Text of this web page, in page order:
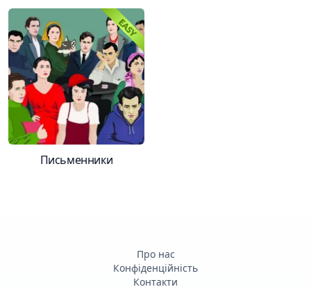
Письменники
Про нас
Конфіденційність
Контакти